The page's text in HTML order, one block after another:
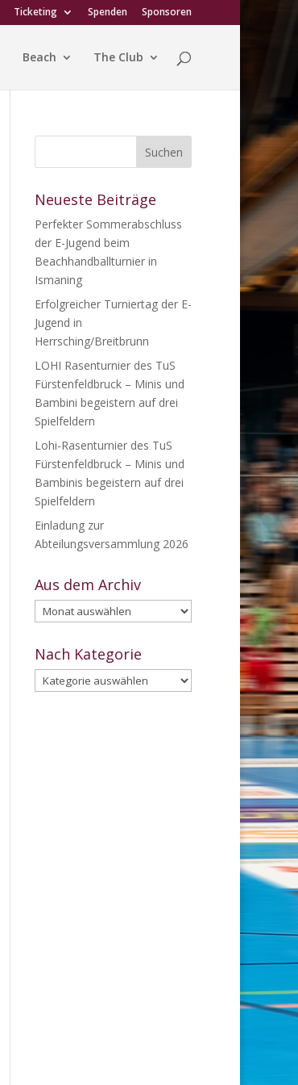
Ticketing Spenden Sponsoren
Beach The Club
Neueste Beiträge
Perfekter Sommerabschluss
der E-Jugend beim
Beachhandballturnier in
Ismaning
Erfolgreicher Turniertag der E-
Jugend in
Herrsching/Breitbrunn
LOHI Rasenturnier des TuS
Fürstenfeldbruck – Minis und
Bambini begeistern auf drei
Spielfeldern
Lohi-Rasenturnier des TuS
Fürstenfeldbruck – Minis und
Bambinis begeistern auf drei
Spielfeldern
Einladung zur
Abteilungsversammlung 2026
Aus dem Archiv
Aus
dem
Archiv
Nach Kategorie
Nach
Kategorie